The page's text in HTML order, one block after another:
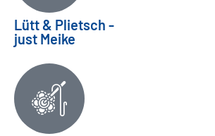
Lütt & Plietsch -
just Meike